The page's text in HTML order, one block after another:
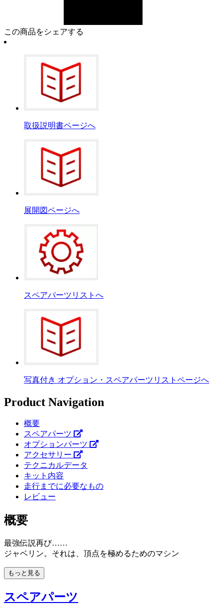
この商品をシェアする
取扱説明書ページへ
展開図ページへ
スペアパーツリストへ
写真付き オプション・スペアパーツリストページへ
Product Navigation
概要
スペアパーツ
オプションパーツ
アクセサリー
テクニカルデータ
キット内容
走行までに必要なもの
レビュー
概要
最強伝説再び……
ジャベリン。それは、頂点を極めるためのマシン
もっと見る
スペアパーツ